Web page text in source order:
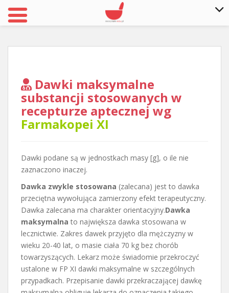
Dawki maksymalne
substancji stosowanych w
recepturze aptecznej wg
Farmakopei XI
Dawki podane są w jednostkach masy [g], o ile nie
zaznaczono inaczej.
Dawka zwykle stosowana (zalecana) jest to dawka
przeciętna wywołująca zamierzony efekt terapeutyczny.
Dawka zalecana ma charakter orientacyjny.Dawka
maksymalna to największa dawka stosowana w
lecznictwie. Zakres dawek przyjęto dla mężczyzny w
wieku 20-40 lat, o masie ciała 70 kg bez chorób
towarzyszących. Lekarz może świadomie przekroczyć
ustalone w FP XI dawki maksymalne w szczególnych
przypadkach. Przepisanie dawki przekraczającej dawkę